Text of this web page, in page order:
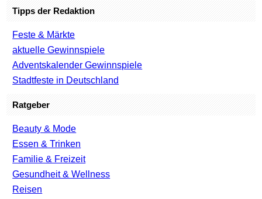
Tipps der Redaktion
Feste & Märkte
aktuelle Gewinnspiele
Adventskalender Gewinnspiele
Stadtfeste in Deutschland
Ratgeber
Beauty & Mode
Essen & Trinken
Familie & Freizeit
Gesundheit & Wellness
Reisen